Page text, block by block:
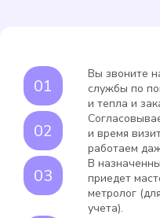
Вы звоните
службы по
и тепла и
и время
работаем
В
приедет
метролог
учета).